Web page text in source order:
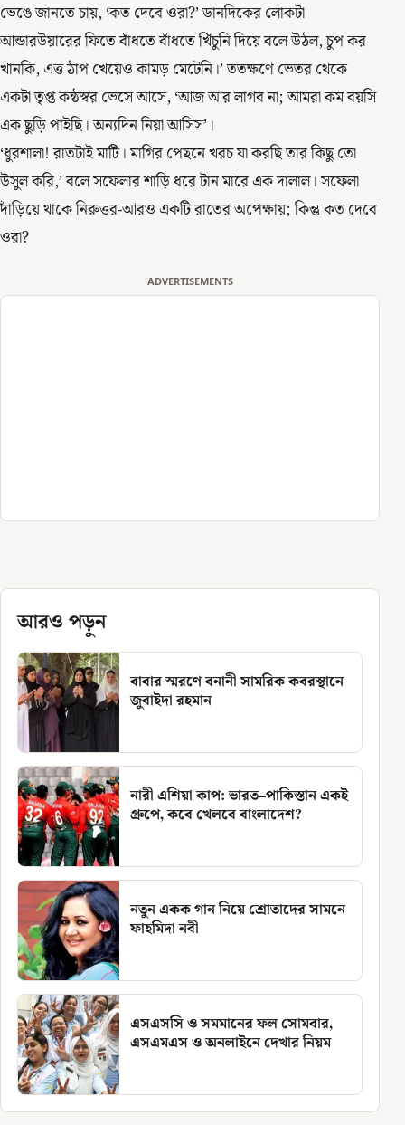
ভেঙে জানতে চায়, ‘কত দেবে ওরা?’ ডানদিকের লোকটা
আন্ডারউয়ারের ফিতে বাঁধতে বাঁধতে খিঁচুনি দিয়ে বলে উঠল, চুপ কর
খানকি, এত্ত ঠাপ খেয়েও কামড় মেটেনি।’ ততক্ষণে ভেতর থেকে
একটা তৃপ্ত কন্ঠস্বর ভেসে আসে, ‘আজ আর লাগব না; আমরা কম বয়সি
এক ছুড়ি পাইছি। অন্যদিন নিয়া আসিস’।
‘ধুরশালা! রাতটাই মাটি। মাগির পেছনে খরচ যা করছি তার কিছু তো
উসুল করি,’ বলে সফেলার শাড়ি ধরে টান মারে এক দালাল। সফেলা
দাঁড়িয়ে থাকে নিরুত্তর-আরও একটি রাতের অপেক্ষায়; কিন্তু কত দেবে
ওরা?
ADVERTISEMENTS
আরও পড়ুন
বাবার স্মরণে বনানী সামরিক কবরস্থানে
জুবাইদা রহমান
নারী এশিয়া কাপ: ভারত–পাকিস্তান একই
গ্রুপে, কবে খেলবে বাংলাদেশ?
নতুন একক গান নিয়ে শ্রোতাদের সামনে
ফাহমিদা নবী
এসএসসি ও সমমানের ফল সোমবার,
এসএমএস ও অনলাইনে দেখার নিয়ম